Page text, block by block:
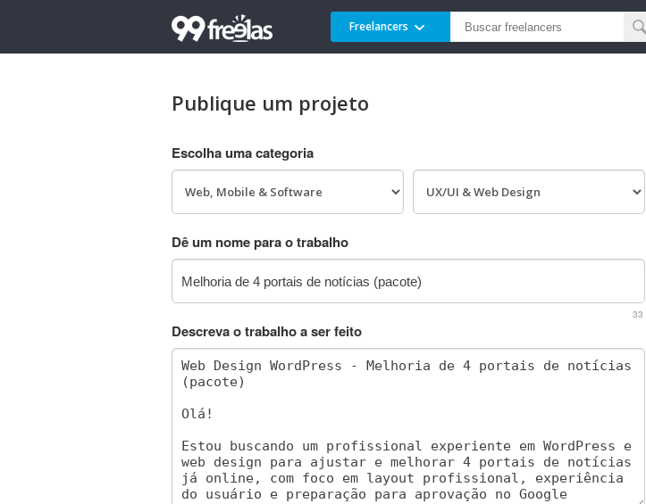
Freelancers
Publique um projeto
Escolha uma categoria
Dê um nome para o trabalho
33
Descreva o trabalho a ser feito